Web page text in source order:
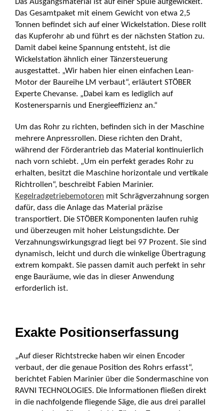
Das Ausgangsmaterial ist auf einer Spule aufgewickelt.
Das Gesamtpaket mit einem Gewicht von etwa 2,5
Tonnen befindet sich auf einer Wickelstation. Diese rollt
das Kupferohr ab und führt es der nächsten Station zu.
Damit dabei keine Spannung entsteht, ist die
Wickelstation ähnlich einer Tänzer­steuerung
ausgestattet. „Wir haben hier einen einfachen Lean-
Motor der Baureihe LM verbaut“, erläutert STÖBER
Experte Chevanse. „Dabei kam es lediglich auf
Kostenersparnis und Energieeffizienz an.“
Um das Rohr zu richten, befinden sich in der Maschine
mehrere Anpressrollen. Diese richten den Draht,
während der Förderantrieb das Material kontinuierlich
nach vorn schiebt. „Um ein perfekt gerades Rohr zu
erhalten, besitzt die Maschine horizontale und vertikale
Richtrollen“, beschreibt Fabien Marinier.
Kegelradgetriebemotoren mit Schrägverzahnung sorgen
dafür, dass die Anlage das Material präzise
transportiert. Die STÖBER Komponenten laufen ruhig
und überzeugen mit hoher Leistungsdichte. Der
Verzahnungs­wirkungs­grad liegt bei 97 Prozent. Sie sind
dynamisch, leicht und durch die winkelige Über­tragung
extrem kompakt. Sie passen damit auch perfekt in sehr
enge Bauräume, wie das in dieser Anwendung
erforderlich ist.
Exakte Positionserfassung
„Auf dieser Richtstrecke haben wir einen Encoder
verbaut, der die genaue Position des Rohrs erfasst“,
berichtet Fabien Marinier über die Sondermaschine von
RAVNI TECHNOLOGIES. Die Informationen fließen direkt
in die nachfolgende fliegende Säge, die aus drei parallel